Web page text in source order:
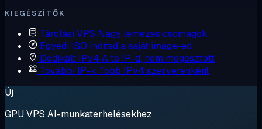
KIEGÉSZÍTŐK
Tárolási VPS Nagy lemezes csomagok
Egyedi ISO Indítsd a saját image-ed
Dedikált IPv4 A te IP-d, nem megosztott
További IP-k Több IPv4 szerverenként
Új
GPU VPS AI-munkaterhelésekhez